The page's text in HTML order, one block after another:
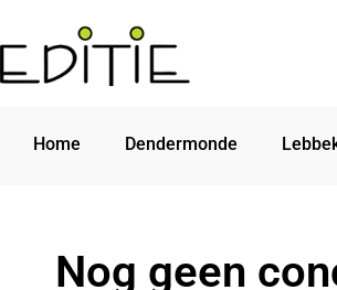
Home Dendermonde
Nog geen